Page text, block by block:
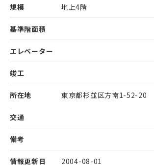
規模 地上4階
基準階面積
エレベーター
竣工
所在地 東京都杉並区方南1-52-20
交通
備考
情報更新日 2004-08-01